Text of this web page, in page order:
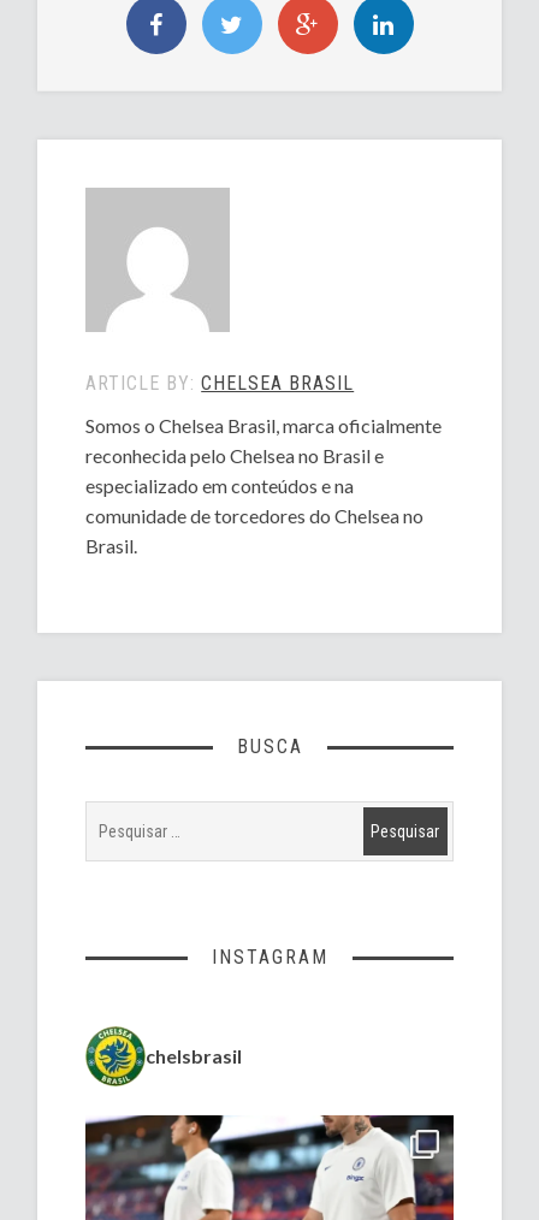
ARTICLE BY:CHELSEA BRASIL
Somos o Chelsea Brasil, marca oficialmente
reconhecida pelo Chelsea no Brasil e
especializado em conteúdos e na
comunidade de torcedores do Chelsea no
Brasil.
BUSCA
INSTAGRAM
chelsbrasil